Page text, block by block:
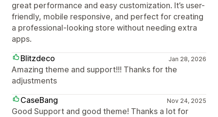
great performance and easy customization. It’s user-
friendly, mobile responsive, and perfect for creating
a professional-looking store without needing extra
apps.
Blitzdeco
Jan 28, 2026
Amazing theme and support!!! Thanks for the
adjustments
CaseBang
Nov 24, 2025
Good Support and good theme! Thanks a lot for